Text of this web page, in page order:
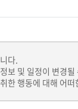
다.
보 및 일정이 변경
한 행동에 대해 어